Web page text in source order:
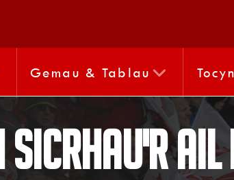
Gemau & Tablau
sicrhau'r